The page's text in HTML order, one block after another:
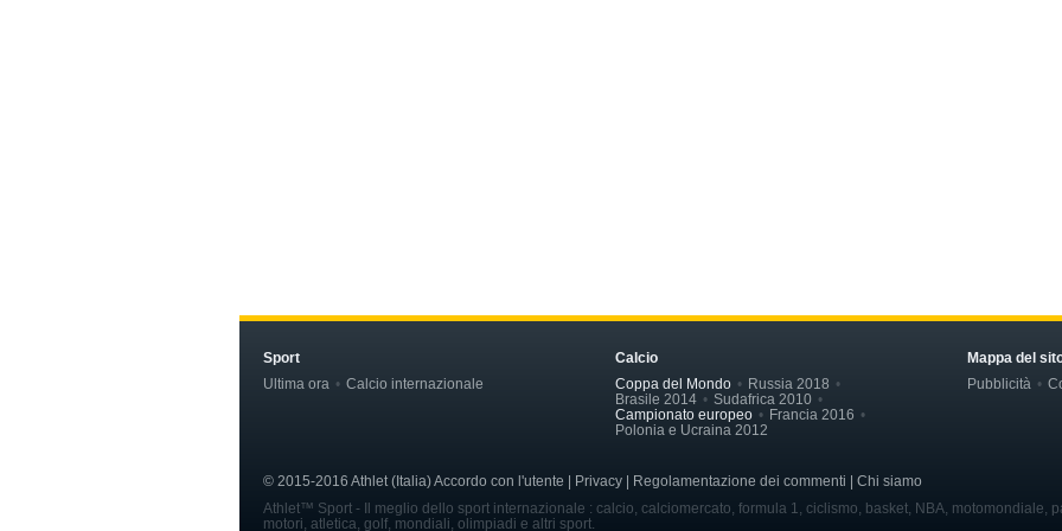
Sport
Ultima ora
Calcio internazionale
Calcio
Coppa del Mondo
Russia 2018
Brasile 2014
Sudafrica 2010
Campionato europeo
Francia 2016
Polonia e Ucraina 2012
Mappa del
Pubblicità
© 2015-2016 Athlet (Italia) Accordo con l'utente | Privacy | Regolamentazione dei commenti | Chi siamo
Athlet™ Sport - Il meglio dello sport internazionale : calcio, calciomercato, formula 1, ciclismo, basket, NBA, motomondiale,
motori, atletica, golf, mondiali, olimpiadi e altri sport.